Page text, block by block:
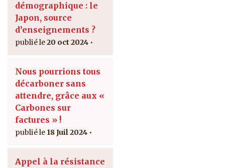
démographique : le
Japon, source
d’enseignements ?
20 oct 2024
Nous pourrions tous
décarboner sans
attendre, grâce aux «
Carbones sur
factures » !
18 Juil 2024
Appel à la résistance